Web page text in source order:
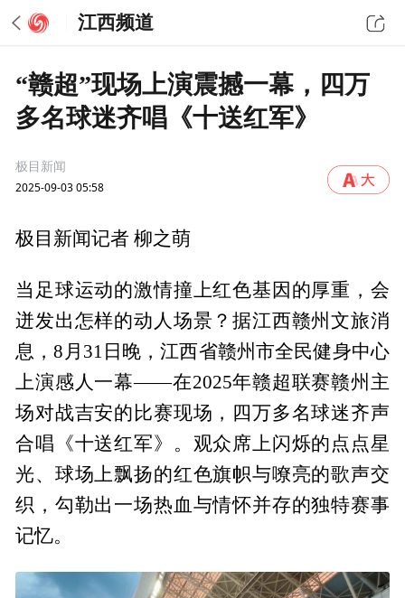
江西频道
“赣超”现场上演震撼一幕，四万
多名球迷齐唱《十送红军》
极目新闻
2025-09-03 05:58
极目新闻记者 柳之萌
当足球运动的激情撞上红色基因的厚重，会
迸发出怎样的动人场景？据江西赣州文旅消
息，8月31日晚，江西省赣州市全民健身中心
上演感人一幕——在2025年赣超联赛赣州主
场对战吉安的比赛现场，四万多名球迷齐声
合唱《十送红军》。观众席上闪烁的点点星
光、球场上飘扬的红色旗帜与嘹亮的歌声交
织，勾勒出一场热血与情怀并存的独特赛事
记忆。